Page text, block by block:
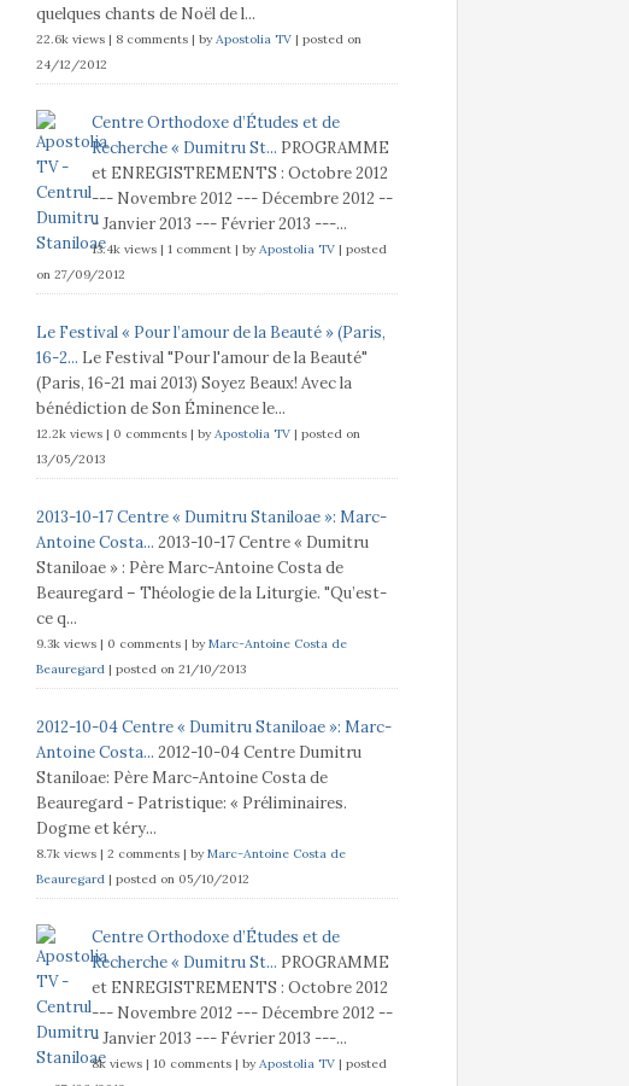
quelques chants de Noël de l...
22.6k views | 8 comments | byApostolia TV | posted on
24/12/2012
Centre Orthodoxe d’Études et de
Recherche « Dumitru St... PROGRAMME
et ENREGISTREMENTS : Octobre 2012
--- Novembre 2012 --- Décembre 2012 --
- Janvier 2013 --- Février 2013 ---...
13.4k views | 1 comment | byApostolia TV | posted
on 27/09/2012
Le Festival « Pour l’amour de la Beauté » (Paris,
16-2... Le Festival "Pour l'amour de la Beauté"
(Paris, 16-21 mai 2013) Soyez Beaux! Avec la
bénédiction de Son Éminence le...
12.2k views | 0 comments | byApostolia TV | posted on
13/05/2013
2013-10-17 Centre « Dumitru Staniloae »: Marc-
Antoine Costa... 2013-10-17 Centre « Dumitru
Staniloae » : Père Marc-Antoine Costa de
Beauregard – Théologie de la Liturgie. "Qu’est-
ce q...
9.3k views | 0 comments | byMarc-Antoine Costa de
Beauregard | posted on 21/10/2013
2012-10-04 Centre « Dumitru Staniloae »: Marc-
Antoine Costa... 2012-10-04 Centre Dumitru
Staniloae: Père Marc-Antoine Costa de
Beauregard - Patristique: « Préliminaires.
Dogme et kéry...
8.7k views | 2 comments | byMarc-Antoine Costa de
Beauregard | posted on 05/10/2012
Centre Orthodoxe d’Études et de
Recherche « Dumitru St... PROGRAMME
et ENREGISTREMENTS : Octobre 2012
--- Novembre 2012 --- Décembre 2012 --
- Janvier 2013 --- Février 2013 ---...
8k views | 10 comments | byApostolia TV | posted